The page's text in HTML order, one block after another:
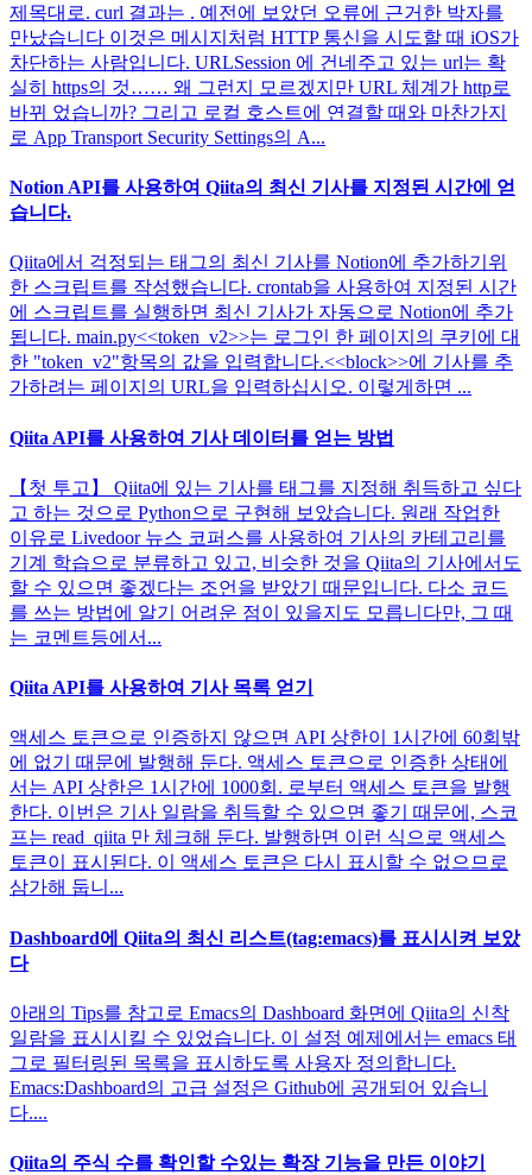
제목대로. curl 결과는 . 예전에 보았던 오류에 근거한 박자를
만났습니다 이것은 메시지처럼 HTTP 통신을 시도할 때 iOS가
차단하는 사람입니다. URLSession 에 건네주고 있는 url는 확
실히 https의 것…… 왜 그런지 모르겠지만 URL 체계가 http로
바뀌 었습니까? 그리고 로컬 호스트에 연결할 때와 마찬가지
로 App Transport Security Settings의 A...
Notion API를 사용하여 Qiita의 최신 기사를 지정된 시간에 얻
습니다.
Qiita에서 걱정되는 태그의 최신 기사를 Notion에 추가하기위
한 스크립트를 작성했습니다. crontab을 사용하여 지정된 시간
에 스크립트를 실행하면 최신 기사가 자동으로 Notion에 추가
됩니다. main.py<<token_v2>>는 로그인 한 페이지의 쿠키에 대
한 "token_v2"항목의 값을 입력합니다.<<block>>에 기사를 추
가하려는 페이지의 URL을 입력하십시오. 이렇게하면 ...
Qiita API를 사용하여 기사 데이터를 얻는 방법
【첫 투고】 Qiita에 있는 기사를 태그를 지정해 취득하고 싶다
고 하는 것으로 Python으로 구현해 보았습니다. 원래 작업한
이유로 Livedoor 뉴스 코퍼스를 사용하여 기사의 카테고리를
기계 학습으로 분류하고 있고, 비슷한 것을 Qiita의 기사에서도
할 수 있으면 좋겠다는 조언을 받았기 때문입니다. 다소 코드
를 쓰는 방법에 알기 어려운 점이 있을지도 모릅니다만, 그 때
는 코멘트등에서...
Qiita API를 사용하여 기사 목록 얻기
액세스 토큰으로 인증하지 않으면 API 상한이 1시간에 60회밖
에 없기 때문에 발행해 둔다. 액세스 토큰으로 인증한 상태에
서는 API 상한은 1시간에 1000회. 로부터 액세스 토큰을 발행
한다. 이번은 기사 일람을 취득할 수 있으면 좋기 때문에, 스코
프는 read_qiita 만 체크해 둔다. 발행하면 이런 식으로 액세스
토큰이 표시된다. 이 액세스 토큰은 다시 표시할 수 없으므로
삼가해 둡니...
Dashboard에 Qiita의 최신 리스트(tag:emacs)를 표시시켜 보았
다
아래의 Tips를 참고로 Emacs의 Dashboard 화면에 Qiita의 신착
일람을 표시시킬 수 있었습니다. 이 설정 예제에서는 emacs 태
그로 필터링된 목록을 표시하도록 사용자 정의합니다.
Emacs:Dashboard의 고급 설정은 Github에 공개되어 있습니
다....
Qiita의 주식 수를 확인할 수있는 확장 기능을 만든 이야기